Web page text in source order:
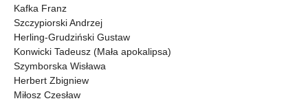
Kafka Franz
Szczypiorski Andrzej
Herling-Grudziński Gustaw
Konwicki Tadeusz (Mała apokalipsa)
Szymborska Wisława
Herbert Zbigniew
Miłosz Czesław